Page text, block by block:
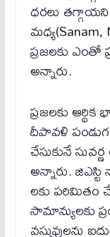
ధరలు
ప్రజలకు ఎంతో
అన్నారు.
ప్రజలకు
దీపావళి
చేసుకునే
అన్నారు. జిఎస్టి
లకు పరిమితం
సామాన్యులకు
వస్తువులను